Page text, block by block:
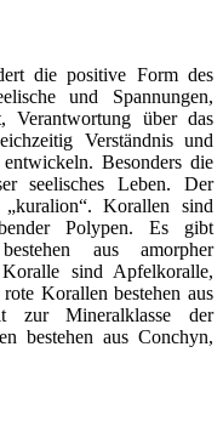
die positive Form des
und Spannungen,
Verantwortung über das
Verständnis und
Besonders die
seelisches Leben. Der
Korallen sind
Polypen. Es gibt
aus amorpher
sind Apfelkoralle,
Korallen bestehen aus
zur Mineralklasse der
bestehen aus Conchyn,